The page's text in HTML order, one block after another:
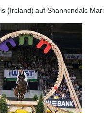
(Ireland) auf Shannondale Mari